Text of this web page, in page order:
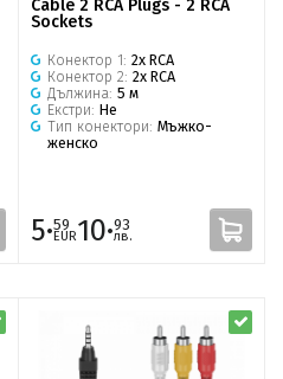
Cable 2 RCA Plugs - 2 RCA
Sockets
Конектор 1: 2x RCA
Конектор 2: 2x RCA
Дължина: 5 м
Екстри: Не
Тип конектори: Мъжко-
женско
5·59
EUR10·93
лв.